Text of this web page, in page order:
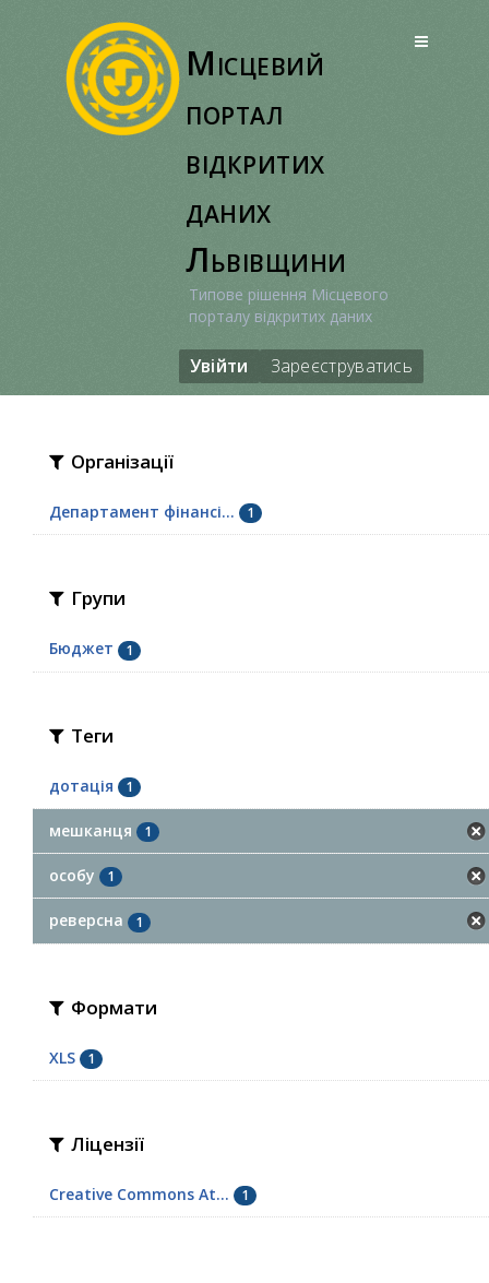
Місцевий
портал
відкритих
даних
Львівщини
Типове рішення Місцевого
порталу відкритих даних
Увійти Зареєструватись
Організації
Департамент фінансі... 1
Групи
Бюджет 1
Теги
дотація 1
мешканця 1
особу 1
реверсна 1
Формати
XLS 1
Ліцензії
Creative Commons At... 1